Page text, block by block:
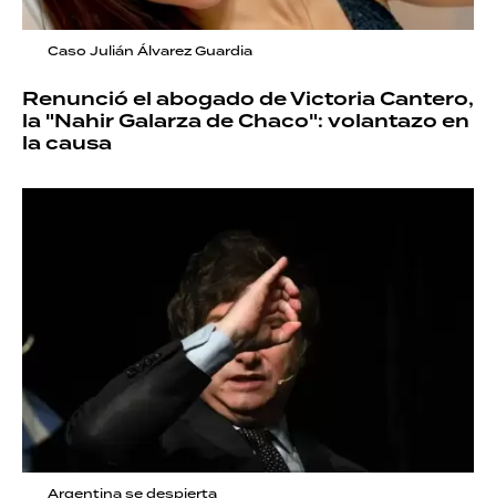
Caso Julián Álvarez Guardia
Renunció el abogado de Victoria Cantero,
la "Nahir Galarza de Chaco": volantazo en
la causa
Argentina se despierta